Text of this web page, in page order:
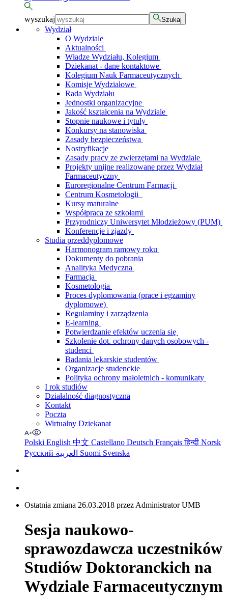
wyszukaj Szukaj
Wydział
O Wydziale
Aktualności
Władze Wydziału, Kolegium
Dziekanat - dane kontaktowe
Kolegium Nauk Farmaceutycznych
Komisje Wydziałowe
Rada Wydziału
Jednostki organizacyjne
Jakość kształcenia na Wydziale
Stopnie naukowe i tytuły
Konkursy na stanowiska
Zasady bezpieczeństwa
Nostryfikacje
Zasady pracy ze zwierzętami na Wydziale
Projekty unijne realizowane przez Wydział
Farmaceutyczny
Euroregionalne Centrum Farmacji
Centrum Kosmetologii
Kursy maturalne
Współpraca ze szkołami
Przyrodniczy Uniwersytet Młodzieżowy (PUM)
Konferencje i zjazdy
Studia przeddyplomowe
Harmonogram ramowy roku
Dokumenty do pobrania
Analityka Medyczna
Farmacja
Kosmetologia
Proces dyplomowania (prace i egzaminy
dyplomowe)
Regulaminy i zarządzenia
E-learning
Potwierdzanie efektów uczenia się
Szkolenie dot. ochrony danych osobowych -
studenci
Badania lekarskie studentów
Organizacje studenckie
Polityka ochrony małoletnich - komunikaty
I rok studiów
Działalność diagnostyczna
Kontakt
Poczta
Wirtualny Dziekanat
Polski English 中文 Castellano Deutsch Françaisहिन्दी Norsk
Русский
Suomi Svenska
Ostatnia zmiana 26.03.2018 przez Administrator UMB
Sesja naukowo-
sprawozdawcza uczestników
Studiów Doktoranckich na
Wydziale Farmaceutycznym